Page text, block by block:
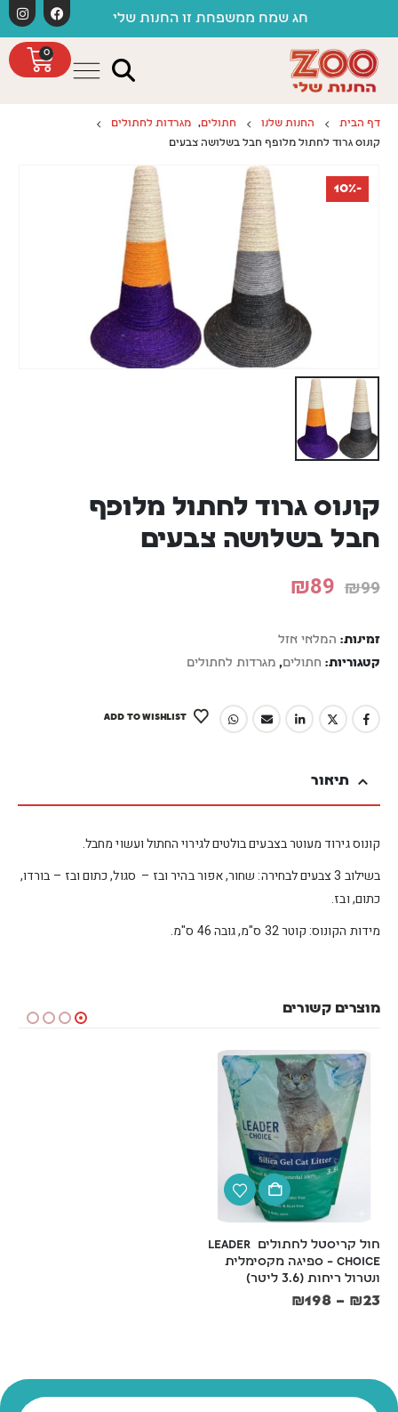
חג שמח ממשפחת זו החנות שלי
0
דף הבית החנות שלנו חתולים,
מגרדות לחתולים
קונוס גרוד לחתול מלופף חבל בשלושה צבעים
-10%
קונוס גרוד לחתול מלופף
חבל בשלושה צבעים
₪99
₪89
זמינות: המלאי אזל
קטגוריות: חתולים, מגרדות לחתולים
ADD TO WISHLIST
תיאור
קונוס גירוד מעוטר בצבעים בולטים לגירוי החתול ועשוי מחבל.
בשילוב 3 צבעים לבחירה: שחור, אפור בהיר ובז – סגול, כתום ובז – בורדו,
כתום, ובז.
מידות הקונוס: קוטר 32 ס"מ, גובה 46 ס"מ.
מוצרים קשורים
חול קריסטל לחתולים Leader
Choice – ספיגה מקסימלית
ונטרול ריחות (3.6 ליטר)
₪23
–
₪198